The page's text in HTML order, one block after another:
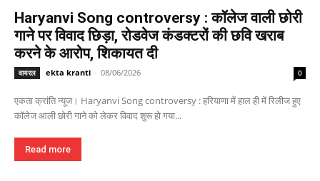
Haryanvi Song controversy : कॉलेज वाली छोरी
गाने पर विवाद छिड़ा, रोडवेज कंडक्टरों की छवि खराब
करने के आरोप, शिकायत दी
वायरल ekta kranti - 08/06/2026 0
एकता क्रांति न्यूज। Haryanvi Song controversy : हरियाणा में हाल ही में रिलीज हुए
कॉलेज आली छोरी गाने को लेकर विवाद शुरू हो गया...
Read more